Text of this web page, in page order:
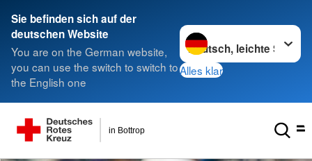
Sie befinden sich auf der
deutschen Website
You are on the German website,
you can use the switch to switch to
the English one
Sprache wechseln zu
Alles klar
in Bottrop